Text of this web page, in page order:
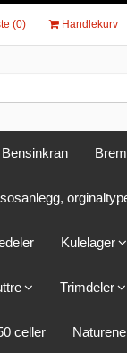
(0) Handlekurv
Bensinkran
Kulelager
Trimdeler
celler